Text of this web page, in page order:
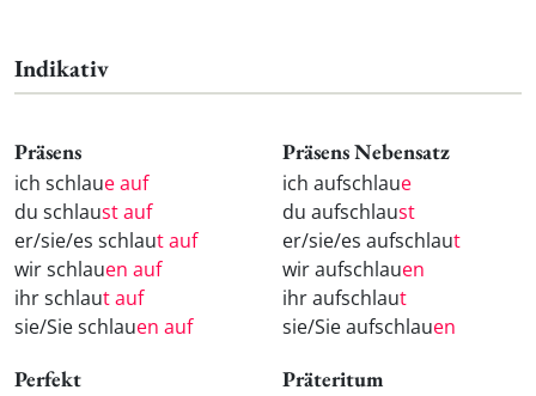
Indikativ
Präsens
ich schlaue auf
du schlaust auf
er/sie/es schlaut auf
wir schlauen auf
ihr schlaut auf
sie/Sie schlauen auf
Präsens Nebensatz
ich aufschlaue
du aufschlaust
er/sie/es aufschlaut
wir aufschlauen
ihr aufschlaut
sie/Sie aufschlauen
Perfekt Präteritum